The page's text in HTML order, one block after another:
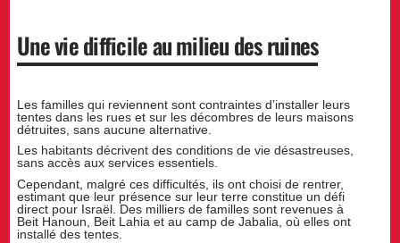
Une vie difficile au milieu des ruines
Les familles qui reviennent sont contraintes d’installer leurs
tentes dans les rues et sur les décombres de leurs maisons
détruites, sans aucune alternative.
Les habitants décrivent des conditions de vie désastreuses,
sans accès aux services essentiels.
Cependant, malgré ces difficultés, ils ont choisi de rentrer,
estimant que leur présence sur leur terre constitue un défi
direct pour Israël. Des milliers de familles sont revenues à
Beit Hanoun, Beit Lahia et au camp de Jabalia, où elles ont
installé des tentes.